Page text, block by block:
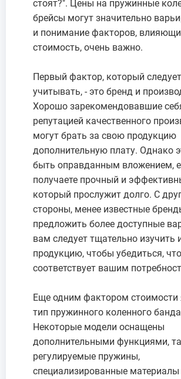
стоят?". Цены на пружинные
брейсы могут значительно
и понимание факторов,
стоимость, очень важно.
Первый фактор, который следует
учитывать, - это бренд и
Хорошо зарекомендовавшие
репутацией качественного
могут брать за свою продукцию
дополнительную плату. Однако
быть оправданным вложением,
получаете прочный и
который прослужит долго. С
стороны, менее известные
предложить более доступные
вам следует тщательно изучить
продукцию, чтобы убедиться,
соответствует вашим
Еще одним фактором стоимости
тип пружинного коленного
Некоторые модели оснащены
дополнительными функциями,
регулируемые пружины,
специализированные материалы